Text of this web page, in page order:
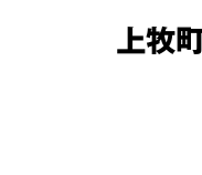
上牧